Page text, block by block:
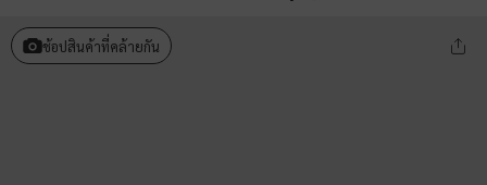
ช้อปสินค้าที่คล้ายกัน